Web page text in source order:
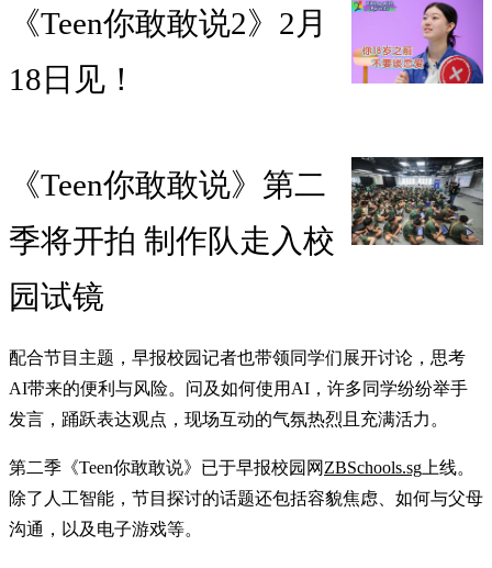
《Teen你敢敢说2》2月
18日见！
《Teen你敢敢说》第二
季将开拍 制作队走入校
园试镜
配合节目主题，早报校园记者也带领同学们展开讨论，思考
AI带来的便利与风险。问及如何使用AI，许多同学纷纷举手
发言，踊跃表达观点，现场互动的气氛热烈且充满活力。
第二季《Teen你敢敢说》已于早报校园网ZBSchools.sg上线。
除了人工智能，节目探讨的话题还包括容貌焦虑、如何与父母
沟通，以及电子游戏等。